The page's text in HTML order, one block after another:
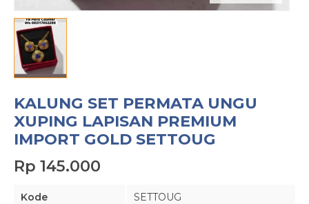
KALUNG SET PERMATA UNGU
XUPING LAPISAN PREMIUM
IMPORT GOLD SETTOUG
Rp 145.000
Kode SETTOUG